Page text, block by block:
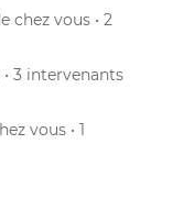
chez vous • 2
• 3 intervenants
vous • 1